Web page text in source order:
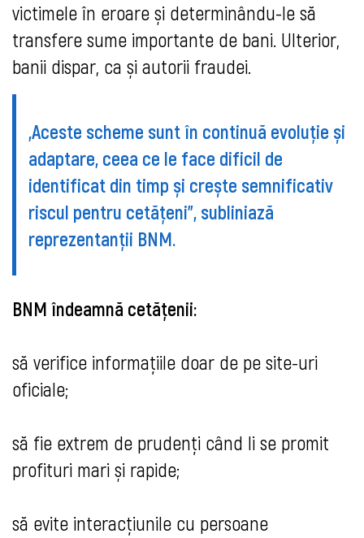
victimele în eroare și determinându-le să
transfere sume importante de bani. Ulterior,
banii dispar, ca și autorii fraudei.
„Aceste scheme sunt în continuă evoluție și
adaptare, ceea ce le face dificil de
identificat din timp și crește semnificativ
riscul pentru cetățeni”, subliniază
reprezentanții BNM.
BNM îndeamnă cetățenii:
să verifice informațiile doar de pe site-uri
oficiale;
să fie extrem de prudenți când li se promit
profituri mari și rapide;
să evite interacțiunile cu persoane